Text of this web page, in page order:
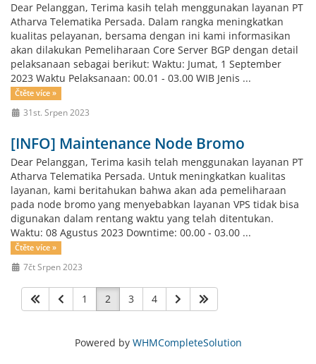
Dear Pelanggan, Terima kasih telah menggunakan layanan PT
Atharva Telematika Persada. Dalam rangka meningkatkan
kualitas pelayanan, bersama dengan ini kami informasikan
akan dilakukan Pemeliharaan Core Server BGP dengan detail
pelaksanaan sebagai berikut: Waktu: Jumat, 1 September
2023 Waktu Pelaksanaan: 00.01 - 03.00 WIB Jenis ...
Čtěte více »
31st. Srpen 2023
[INFO] Maintenance Node Bromo
Dear Pelanggan, Terima kasih telah menggunakan layanan PT
Atharva Telematika Persada. Untuk meningkatkan kualitas
layanan, kami beritahukan bahwa akan ada pemeliharaan
pada node bromo yang menyebabkan layanan VPS tidak bisa
digunakan dalam rentang waktu yang telah ditentukan.
Waktu: 08 Agustus 2023 Downtime: 00.00 - 03.00 ...
Čtěte více »
7čt Srpen 2023
1 2 3 4
Powered by WHMCompleteSolution